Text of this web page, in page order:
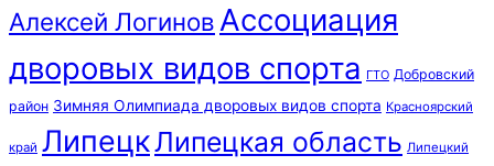
Алексей ЛогиновАссоциация
дворовых видов спорта ГТО Добровский
район Зимняя Олимпиада дворовых видов спорта Красноярский
край ЛипецкЛипецкая область Липецкий